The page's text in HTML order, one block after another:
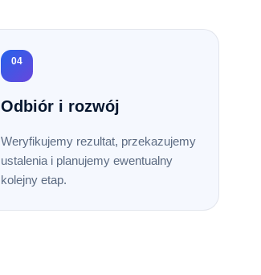
04
Odbiór i rozwój
Weryfikujemy rezultat, przekazujemy
ustalenia i planujemy ewentualny
kolejny etap.